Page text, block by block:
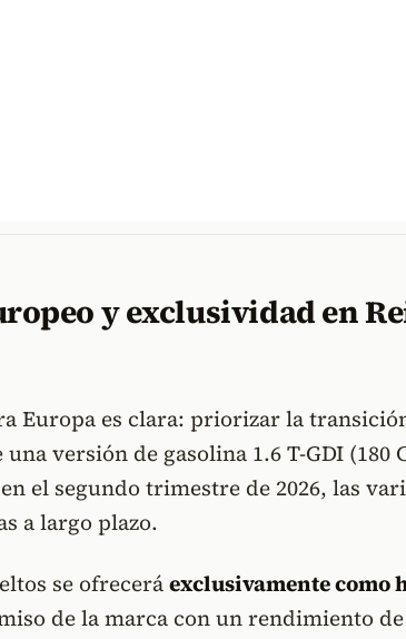
y exclusividad en
Europa es clara: priorizar la
versión de gasolina 1.6 T-GDI (180
el segundo trimestre de 2026, las
a largo plazo.
se ofreceráexclusivamente como
de la marca con un rendimiento de